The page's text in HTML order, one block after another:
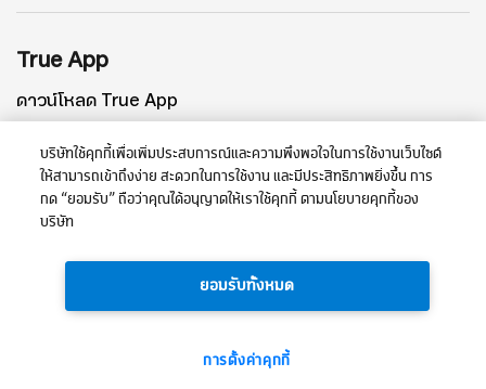
True App
ดาวน์โหลด True App
บริษัทใช้คุกกี้เพื่อเพิ่มประสบการณ์และความพึงพอใจในการใช้งานเว็บไซต์
ให้สามารถเข้าถึงง่าย สะดวกในการใช้งาน และมีประสิทธิภาพยิ่งขึ้น การ
กด “ยอมรับ” ถือว่าคุณได้อนุญาตให้เราใช้คุกกี้ ตามนโยบายคุกกี้ของ
บริษัท
ยอมรับทั้งหมด
การตั้งค่าคุกกี้